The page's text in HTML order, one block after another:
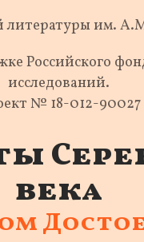
литературы им.
Российского
исследований.
№ 18-012-90027
века